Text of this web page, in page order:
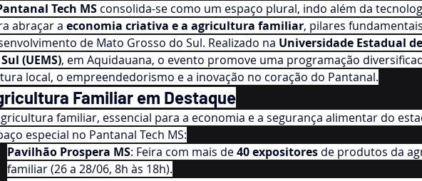
Tech MS consolida-se como um espaço plural, indo além da
abraçar a economia criativa e a agricultura familiar, pilares
de Mato Grosso do Sul. Realizado na Universidade Estadual
(UEMS), em Aquidauana, o evento promove uma programação
local, o empreendedorismo e a inovação no coração do Pantanal.
Familiar em Destaque
familiar, essencial para a economia e a segurança alimentar do
especial no Pantanal Tech MS:
Pavilhão Prospera MS: Feira com mais de 40 expositores de produtos da
familiar (26 a 28/06, 8h às 18h).